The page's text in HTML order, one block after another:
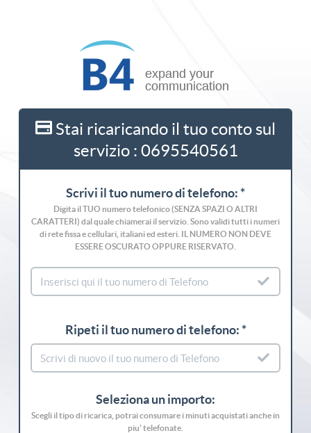
Stai ricaricando il tuo conto sul
servizio : 0695540561
Scrivi il tuo numero di telefono: *
Digita il TUO numero telefonico (SENZA SPAZI O ALTRI
CARATTERI) dal quale chiamerai il servizio. Sono validi tutti i numeri
di rete fissa e cellulari, italiani ed esteri. IL NUMERO NON DEVE
ESSERE OSCURATO OPPURE RISERVATO.
Ripeti il tuo numero di telefono: *
Seleziona un importo:
Scegli il tipo di ricarica, potrai consumare i minuti acquistati anche in
piu' telefonate.